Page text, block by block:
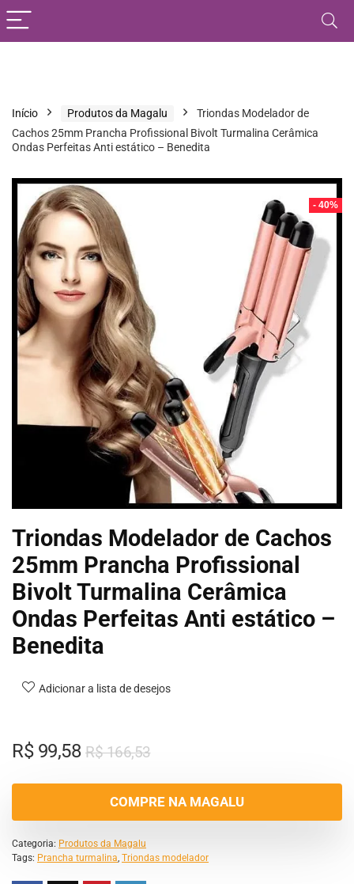
Início Produtos da Magalu
Triondas Modelador de
Cachos 25mm Prancha Profissional Bivolt Turmalina Cerâmica
Ondas Perfeitas Anti estático – Benedita
- 40%
Triondas Modelador de Cachos
25mm Prancha Profissional
Bivolt Turmalina Cerâmica
Ondas Perfeitas Anti estático –
Benedita
Adicionar a lista de desejos
R$166,53
R$99,58
COMPRE NA MAGALU
Categoria: Produtos da Magalu
Tags: Prancha turmalina, Triondas modelador